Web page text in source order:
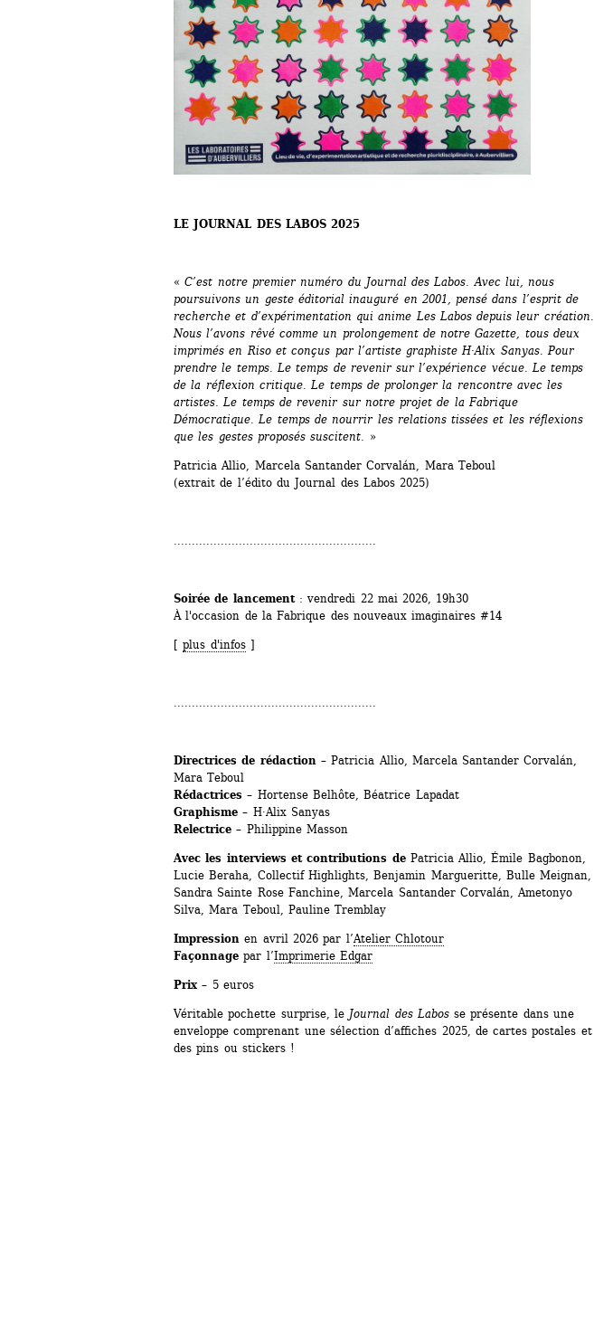
LE JOURNAL DES LABOS 2025
« C’est notre premier numéro du Journal des Labos. Avec lui, nous
poursuivons un geste éditorial inauguré en 2001, pensé dans l’esprit de
recherche et d’expérimentation qui anime Les Labos depuis leur création.
Nous l’avons rêvé comme un prolongement de notre Gazette, tous deux
imprimés en Riso et conçus par l’artiste graphiste H·Alix Sanyas. Pour
prendre le temps. Le temps de revenir sur l’expérience vécue. Le temps
de la réflexion critique. Le temps de prolonger la rencontre avec les
artistes. Le temps de revenir sur notre projet de la Fabrique
Démocratique. Le temps de nourrir les relations tissées et les réflexions
que les gestes proposés suscitent. »
Patricia Allio, Marcela Santander Corvalán, Mara Teboul
(extrait de l’édito du Journal des Labos 2025)
........................................................
Soirée de lancement : vendredi 22 mai 2026, 19h30
À l'occasion de la Fabrique des nouveaux imaginaires #14
[ plus d'infos]
........................................................
Directrices de rédaction– Patricia Allio, Marcela Santander Corvalán,
Mara Teboul
Rédactrices – Hortense Belhôte, Béatrice Lapadat
Graphisme – H·Alix Sanyas
Relectrice – Philippine Masson
Avec les interviews et contributions dePatricia Allio, Émile Bagbonon,
Lucie Beraha, Collectif Highlights, Benjamin Margueritte, Bulle Meignan,
Sandra Sainte Rose Fanchine, Marcela Santander Corvalán, Ametonyo
Silva, Mara Teboul, Pauline Tremblay
Impression en avril 2026 par l’Atelier Chlotour
Façonnage par l’Imprimerie Edgar
Prix – 5 euros
Véritable pochette surprise, le Journal des Labosse présente dans une
enveloppe comprenant une sélection d’affiches 2025, de cartes postales et
des pins ou stickers !